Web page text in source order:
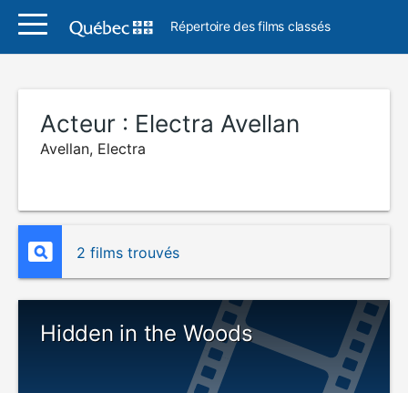
Répertoire des films classés
Acteur : Electra Avellan
Avellan, Electra
2 films trouvés
Hidden in the Woods